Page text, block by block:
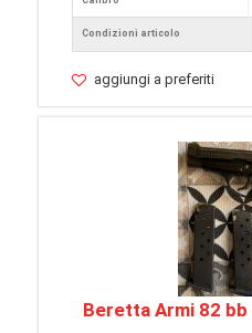
Condizioni articolo
aggiungi a preferiti
Beretta Armi 82 bb